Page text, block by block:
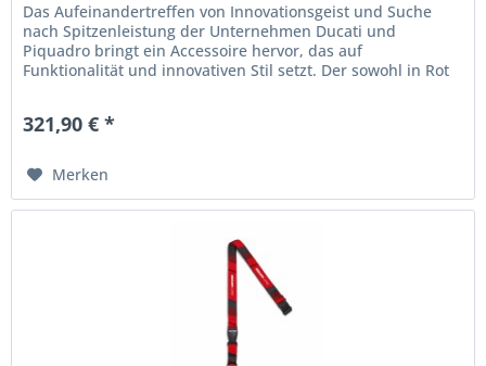
Das Aufeinandertreffen von Innovationsgeist und Suche
nach Spitzenleistung der Unternehmen Ducati und
Piquadro bringt ein Accessoire hervor, das auf
Funktionalität und innovativen Stil setzt. Der sowohl in Rot
321,90 € *
Merken